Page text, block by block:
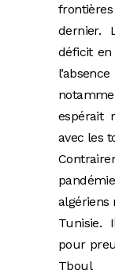
dernier.
déficit
espérait
avec les
algériens
Tunisie.
pour
Tboul